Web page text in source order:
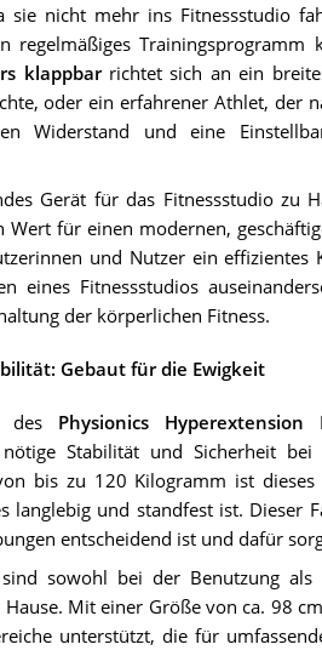
sie nicht mehr ins Fitnessstudio
regelmäßiges Trainingsprogramm
klappbarrichtet sich an ein
oder ein erfahrener Athlet, der
Widerstand und eine
Gerät für das Fitnessstudio zu
Wert für einen modernen,
und Nutzer ein
eines Fitnessstudios
der körperlichen Fitness.
Gebaut für die Ewigkeit
des Physionics
Stabilität und Sicherheit
bis zu 120 Kilogramm ist
langlebig und standfest ist. Dieser
entscheidend ist und dafür
sind sowohl bei der Benutzung
Mit einer Größe von ca. 98
unterstützt, die für